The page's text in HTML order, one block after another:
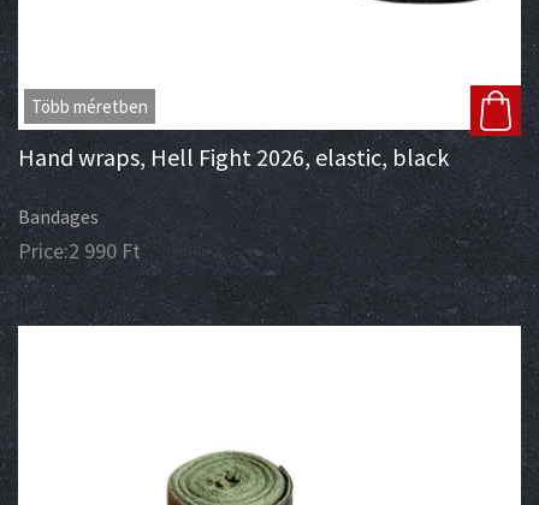
Több méretben
Hand wraps, Hell Fight 2026, elastic, black
Bandages
Price:2 990 Ft